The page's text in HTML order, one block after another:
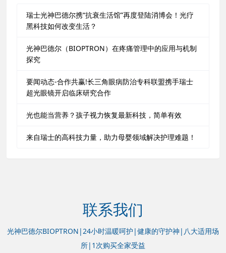
瑞士光神巴德尔携“抗衰生活馆”再度登陆消博会！光疗
黑科技如何改变生活？
光神巴德尔（BIOPTRON）在疼痛管理中的应用与机制
探究
要闻动态-合作共赢!长三角眼病防治专科联盟携手瑞士
超光眼镜开启临床研究合作
光也能当营养？孩子视力恢复最新科技，简单有效
来自瑞士的高科技力量，助力母婴领域解决护理难题！
联系我们
光神巴德尔BIOPTRON|24小时温暖呵护|健康的守护神|八大适用场
所|1次购买全家受益